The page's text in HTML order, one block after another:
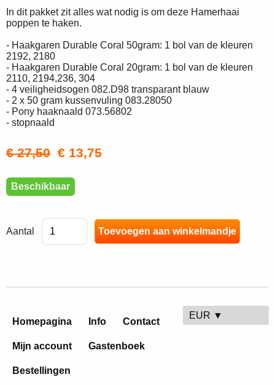
In dit pakket zit alles wat nodig is om deze Hamerhaai
poppen te haken.
- Haakgaren Durable Coral 50gram: 1 bol van de kleuren
2192, 2180
- Haakgaren Durable Coral 20gram: 1 bol van de kleuren
2110, 2194,236, 304
- 4 veiligheidsogen 082.D98 transparant blauw
- 2 x 50 gram kussenvuling 083.28050
- Pony haaknaald 073.56802
- stopnaald
€ 27,50 € 13,75
Beschikbaar
Aantal
Homepagina Info Contact
Mijn account Gastenboek
Bestellingen
EUR ▼